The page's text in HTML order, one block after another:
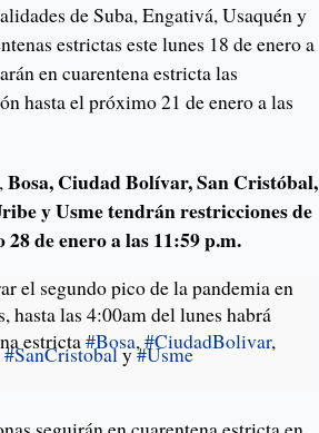
de Suba, Engativá, Usaquén y
estrictas este lunes 18 de enero a
en cuarentena estricta las
hasta el próximo 21 de enero a las
Bosa, Ciudad Bolívar, San Cristóbal,
y Usme tendrán restricciones de
de enero a las 11:59 p.m.
el segundo pico de la pandemia en
las 4:00am del lunes habrá
estricta#Bosa,#CiudadBolivar,
#SanCristobaly#Usme